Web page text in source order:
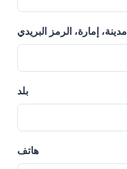
مدينة، إمارة، الرمز البريدي
بلد
هاتف